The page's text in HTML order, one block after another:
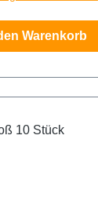
Warenkorb